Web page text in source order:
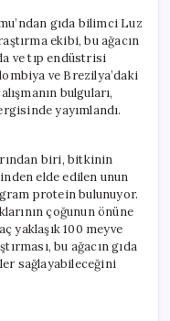
gıda bilimci Luz
ekibi, bu ağacın
ve tıp endüstrisi
ve Brezilya’daki
bulguları,
yayımlandı.
biri, bitkinin
elde edilen unun
protein bulunuyor.
çoğunun önüne
yaklaşık 100 meyve
bu ağacın gıda
sağlayabileceğini